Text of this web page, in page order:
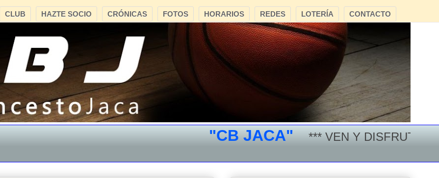
CONTACTO
LOTERÍA
REDES
HORARIOS
FOTOS
CRÓNICAS
HAZTE SOCIO
CLUB
"CB JACA" *** VEN Y DISFRUTA DEL